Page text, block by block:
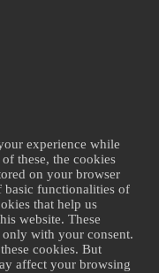
experience while
these, the cookies
on your browser
basic functionalities of
that help us
website. These
with your consent.
cookies. But
affect your browsing